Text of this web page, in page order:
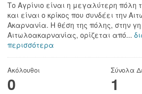
Το Αγρίνιο είναι η μεγαλύτερη πόλη
και είναι ο κρίκος που συνδέει την
Ακαρνανία. Η θέση της πόλης, στην γη
Αιτωλοακαρνανίας, ορίζεται από...
περισσότερα
Ακόλουθοι
0
Σύνολα
1